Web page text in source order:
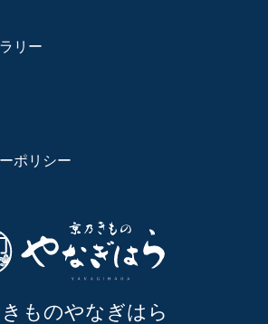
リー
ポリシー
ものやなぎはら